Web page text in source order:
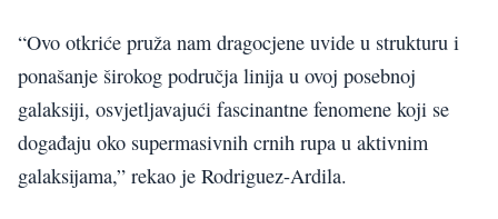
“Ovo otkriće pruža nam dragocjene uvide u strukturu i
ponašanje širokog područja linija u ovoj posebnoj
galaksiji, osvjetljavajući fascinantne fenomene koji se
događaju oko supermasivnih crnih rupa u aktivnim
galaksijama,” rekao je Rodriguez-Ardila.